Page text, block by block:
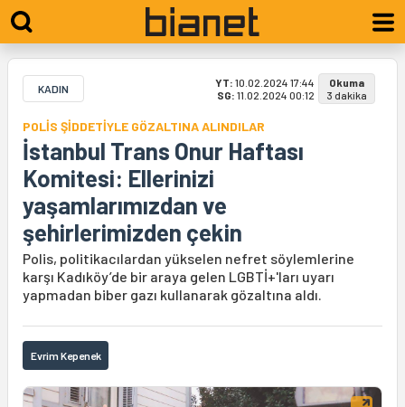
KADIN YT: 10.02.2024 17:44
SG: 11.02.2024 00:12
Okuma
3 dakika
POLİS ŞİDDETİYLE GÖZALTINA ALINDILAR
İstanbul Trans Onur Haftası
Komitesi: Ellerinizi
yaşamlarımızdan ve
şehirlerimizden çekin
Polis, politikacılardan yükselen nefret söylemlerine
karşı Kadıköy’de bir araya gelen LGBTİ+'ları uyarı
yapmadan biber gazı kullanarak gözaltına aldı.
Evrim Kepenek